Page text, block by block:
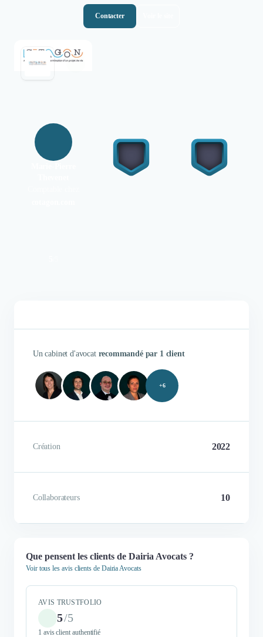
Contacter
licenciement, traitement
de points délicats en paie.
traitement des dossiers
Comptable
Un cabinet d'avocatrecommandé par 1 client
+6
Création 2022
Collaborateurs 10
Que pensent les clients de Dairia Avocats ?
Voir tous les avis clients de Dairia Avocats
AVIS TRUSTFOLIO
5/5
1 avis client authentifié